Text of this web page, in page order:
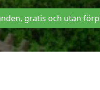
gratis och utan